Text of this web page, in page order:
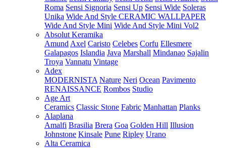
Roma Sensi Signoria Sensi Up Sensi Wide Soleras
Unika Wide And Style CERAMIC WALLPAPER
Wide And Style Mini Wide And Style Mini Vol2
Absolut Keramika
Amund Axel Caristo Celebes Corfu Ellesmere
Galapagos Islandia Java Marshall Mindanao Sajalin
Troya Vannatu Vintage
Adex
MODERNISTA Nature Neri Ocean Pavimento
RENAISSANCE Rombos Studio
Age Art
Ceramics Classic Stone Fabric Manhattan Planks
Alaplana
Amalfi Brasilia Brera Goa Golden Hill Illusion
Johnstone Kinsale Pune Ripley Urano
Alta Ceramica